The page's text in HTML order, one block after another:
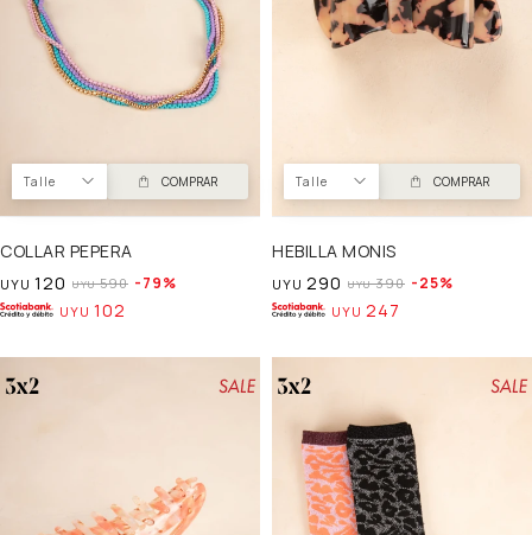
Talle COMPRAR
COLLAR PEPERA
UYU 120 UYU 590 79
UYU 102
Talle COMPRAR
HEBILLA MONIS
UYU 290 UYU 390 25
UYU 247